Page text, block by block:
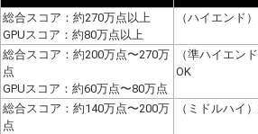
総合スコア：約270万点以上
GPUスコア：約80万点以上
（ハイエンド
総合スコア：約200万点〜270万
点
GPUスコア：約60万点〜80万点
（準ハイエン
OK
総合スコア：約140万点〜200万
点
（ミドルハイ